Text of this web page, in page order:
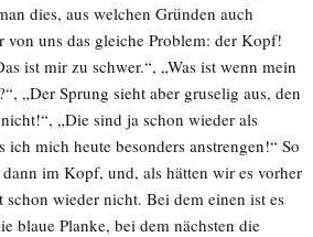
dies, aus welchen Gründen auch
von uns das gleiche Problem: der Kopf!
ist mir zu schwer.“, „Was ist wenn mein
„Der Sprung sieht aber gruselig aus, den
„Die sind ja schon wieder als
ich mich heute besonders anstrengen!“ So
im Kopf, und, als hätten wir es vorher
schon wieder nicht. Bei dem einen ist es
blaue Planke, bei dem nächsten die